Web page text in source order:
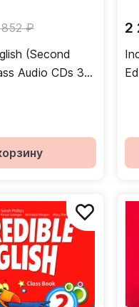
₽
(Second
Audio CDs 3
2